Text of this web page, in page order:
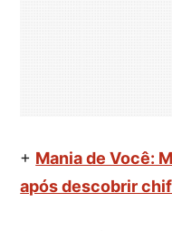
+ Mania de Você:
após descobrir